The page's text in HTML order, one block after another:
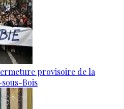
provisoire de la
sous-Bois